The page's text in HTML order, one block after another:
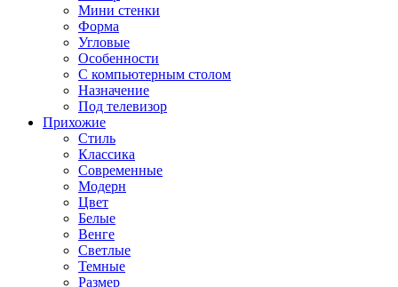
Мини стенки
Форма
Угловые
Особенности
С компьютерным столом
Назначение
Под телевизор
Прихожие
Стиль
Классика
Современные
Модерн
Цвет
Белые
Венге
Светлые
Темные
Размер